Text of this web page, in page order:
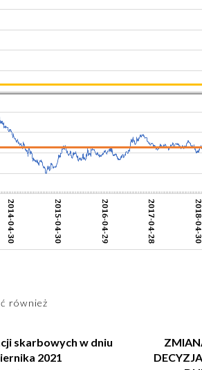
również
skarbowych w dniu
2021